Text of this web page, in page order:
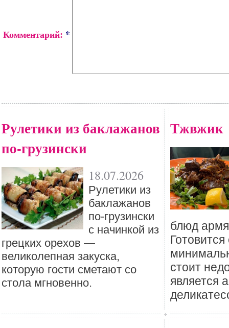
Комментарий: *
Рулетики из баклажанов
по-грузински
18.07.2026
Рулетики из
баклажанов
по-грузински
с начинкой из
грецких орехов —
великолепная закуска,
которую гости сметают со
стола мгновенно.
Тжвжик
блюд
стоит
является